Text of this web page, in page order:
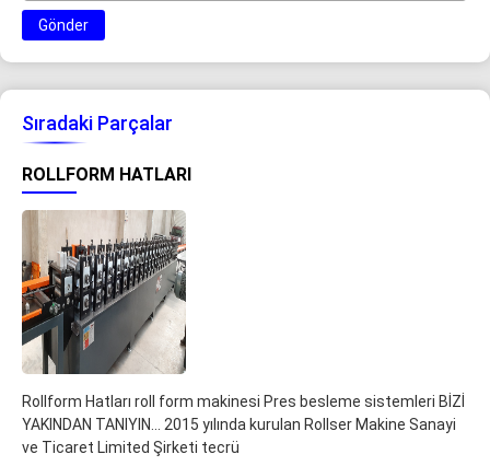
Gönder
Sıradaki Parçalar
ROLLFORM HATLARI
Rollform Hatları roll form makinesi Pres besleme sistemleri BİZİ
YAKINDAN TANIYIN... 2015 yılında kurulan Rollser Makine Sanayi
ve Ticaret Limited Şirketi tecrü